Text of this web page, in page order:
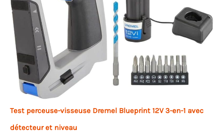
Test perceuse-visseuse Dremel Blueprint 12V 3-en-1 avec
détecteur et niveau